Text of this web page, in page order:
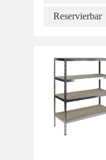
Reservierbar